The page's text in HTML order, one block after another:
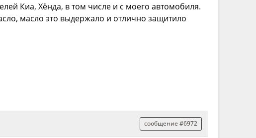
Киа, Хёнда, в том числе и с моего автомобиля.
масло это выдержало и отлично защитило
сообщение #6972